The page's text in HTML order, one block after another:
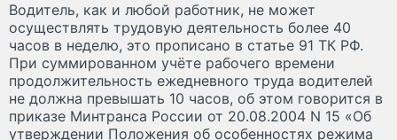
Водитель, как и любой работник, не может
осуществлять трудовую деятельность более 40
часов в неделю, это прописано в статье 91 ТК РФ.
При суммированном учёте рабочего времени
продолжительность ежедневного труда водителей
не должна превышать 10 часов, об этом говорится в
приказе Минтранса России от 20.08.2004 N 15 «Об
утверждении Положения об особенностях режима